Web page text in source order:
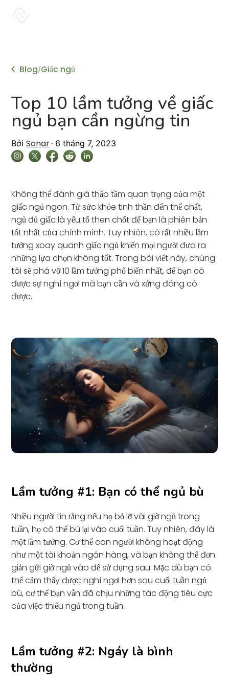
Blog/Giấc ngủ
Top 10 lầm tưởng về giấc
ngủ bạn cần ngừng tin
Bởi Sonar 6 tháng 7, 2023
Không thể đánh giá thấp tầm quan trọng của một
giấc ngủ ngon. Từ sức khỏe tinh thần đến thể chất,
ngủ đủ giấc là yếu tố then chốt để bạn là phiên bản
tốt nhất của chính mình. Tuy nhiên, có rất nhiều lầm
tưởng xoay quanh giấc ngủ khiến mọi người đưa ra
những lựa chọn không tốt. Trong bài viết này, chúng
tôi sẽ phá vỡ 10 lầm tưởng phổ biến nhất, để bạn có
được sự nghỉ ngơi mà bạn cần và xứng đáng có
được.
Lầm tưởng #1: Bạn có thể ngủ bù
Nhiều người tin rằng nếu họ bỏ lỡ vài giờ ngủ trong
tuần, họ có thể bù lại vào cuối tuần. Tuy nhiên, đây là
một lầm tưởng. Cơ thể con người không hoạt động
như một tài khoản ngân hàng, và bạn không thể đơn
giản gửi giờ ngủ vào để sử dụng sau. Mặc dù bạn có
thể cảm thấy được nghỉ ngơi hơn sau cuối tuần ngủ
bù, cơ thể bạn vẫn đã chịu những tác động tiêu cực
của việc thiếu ngủ trong tuần.
Lầm tưởng #2: Ngáy là bình
thường